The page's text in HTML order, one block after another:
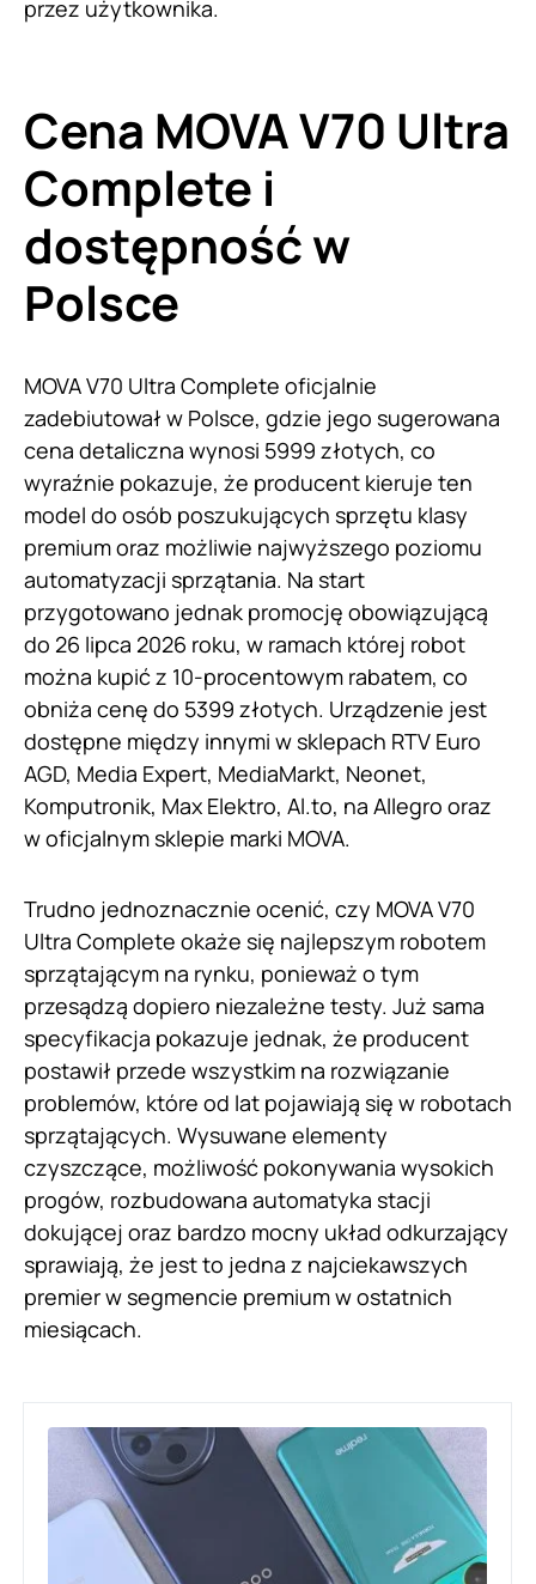
przez użytkownika.
Cena MOVA V70 Ultra
Complete i
dostępność w
Polsce
MOVA V70 Ultra Complete oficjalnie
zadebiutował w Polsce, gdzie jego sugerowana
cena detaliczna wynosi 5999 złotych, co
wyraźnie pokazuje, że producent kieruje ten
model do osób poszukujących sprzętu klasy
premium oraz możliwie najwyższego poziomu
automatyzacji sprzątania. Na start
przygotowano jednak promocję obowiązującą
do 26 lipca 2026 roku, w ramach której robot
można kupić z 10-procentowym rabatem, co
obniża cenę do 5399 złotych. Urządzenie jest
dostępne między innymi w sklepach RTV Euro
AGD, Media Expert, MediaMarkt, Neonet,
Komputronik, Max Elektro, Al.to, na Allegro oraz
w oficjalnym sklepie marki MOVA.
Trudno jednoznacznie ocenić, czy MOVA V70
Ultra Complete okaże się najlepszym robotem
sprzątającym na rynku, ponieważ o tym
przesądzą dopiero niezależne testy. Już sama
specyfikacja pokazuje jednak, że producent
postawił przede wszystkim na rozwiązanie
problemów, które od lat pojawiają się w robotach
sprzątających. Wysuwane elementy
czyszczące, możliwość pokonywania wysokich
progów, rozbudowana automatyka stacji
dokującej oraz bardzo mocny układ odkurzający
sprawiają, że jest to jedna z najciekawszych
premier w segmencie premium w ostatnich
miesiącach.